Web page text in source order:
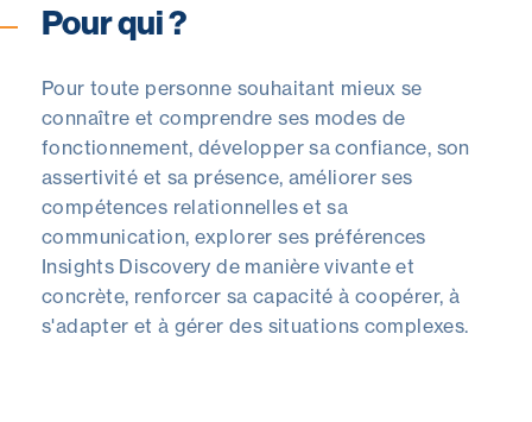
Pour qui ?
Pour toute personne souhaitant mieux se
connaître et comprendre ses modes de
fonctionnement, développer sa confiance, son
assertivité et sa présence, améliorer ses
compétences relationnelles et sa
communication, explorer ses préférences
Insights Discovery de manière vivante et
concrète, renforcer sa capacité à coopérer, à
s'adapter et à gérer des situations complexes.